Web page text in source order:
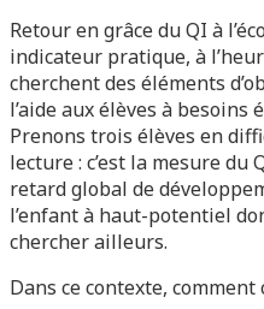
Retour en grâce du QI à
indicateur pratique, à
cherchent des éléments
l’aide aux élèves à
Prenons trois élèves en
lecture : c’est la mesure
retard global de
l’enfant à haut-potentiel
chercher ailleurs.
Dans ce contexte,